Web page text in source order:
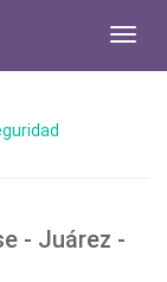
- Juárez -